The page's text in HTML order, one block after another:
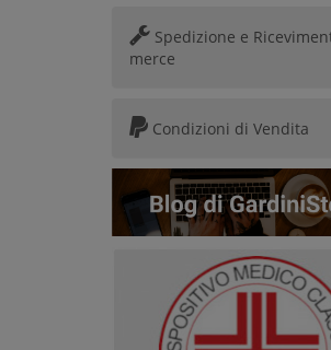
Spedizione e
merce
Condizioni di Vendita